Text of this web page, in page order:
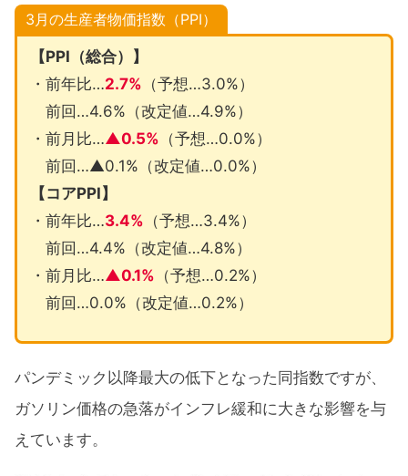
3月の生産者物価指数（PPI）
【PPI（総合）】
・前年比…2.7% （予想…3.0%）
前回…4.6%（改定値…4.9%）
・前月比…▲0.5% （予想…0.0%）
前回…▲0.1%（改定値…0.0%）
【コアPPI】
・前年比…3.4% （予想…3.4%）
前回…4.4%（改定値…4.8%）
・前月比…▲0.1% （予想…0.2%）
前回…0.0%（改定値…0.2%）
パンデミック以降最大の低下となった同指数ですが、
ガソリン価格の急落がインフレ緩和に大きな影響を与
えています。